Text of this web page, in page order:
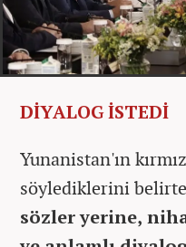
DİYALOG İSTEDİ
Yunanistan'ın
söylediklerini
sözler yerine,